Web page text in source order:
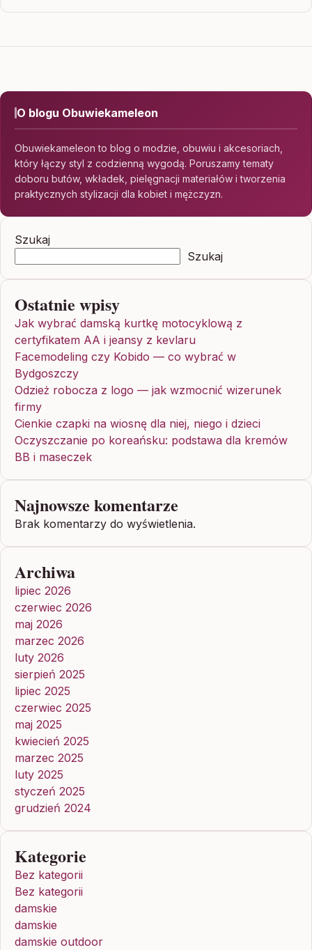
O blogu Obuwiekameleon
Obuwiekameleon to blog o modzie, obuwiu i akcesoriach,
który łączy styl z codzienną wygodą. Poruszamy tematy
doboru butów, wkładek, pielęgnacji materiałów i tworzenia
praktycznych stylizacji dla kobiet i mężczyzn.
Szukaj
Szukaj
Ostatnie wpisy
Jak wybrać damską kurtkę motocyklową z
certyfikatem AA i jeansy z kevlaru
Facemodeling czy Kobido — co wybrać w
Bydgoszczy
Odzież robocza z logo — jak wzmocnić wizerunek
firmy
Cienkie czapki na wiosnę dla niej, niego i dzieci
Oczyszczanie po koreańsku: podstawa dla kremów
BB i maseczek
Najnowsze komentarze
Brak komentarzy do wyświetlenia.
Archiwa
lipiec 2026
czerwiec 2026
maj 2026
marzec 2026
luty 2026
sierpień 2025
lipiec 2025
czerwiec 2025
maj 2025
kwiecień 2025
marzec 2025
luty 2025
styczeń 2025
grudzień 2024
Kategorie
Bez kategorii
Bez kategorii
damskie
damskie
damskie outdoor